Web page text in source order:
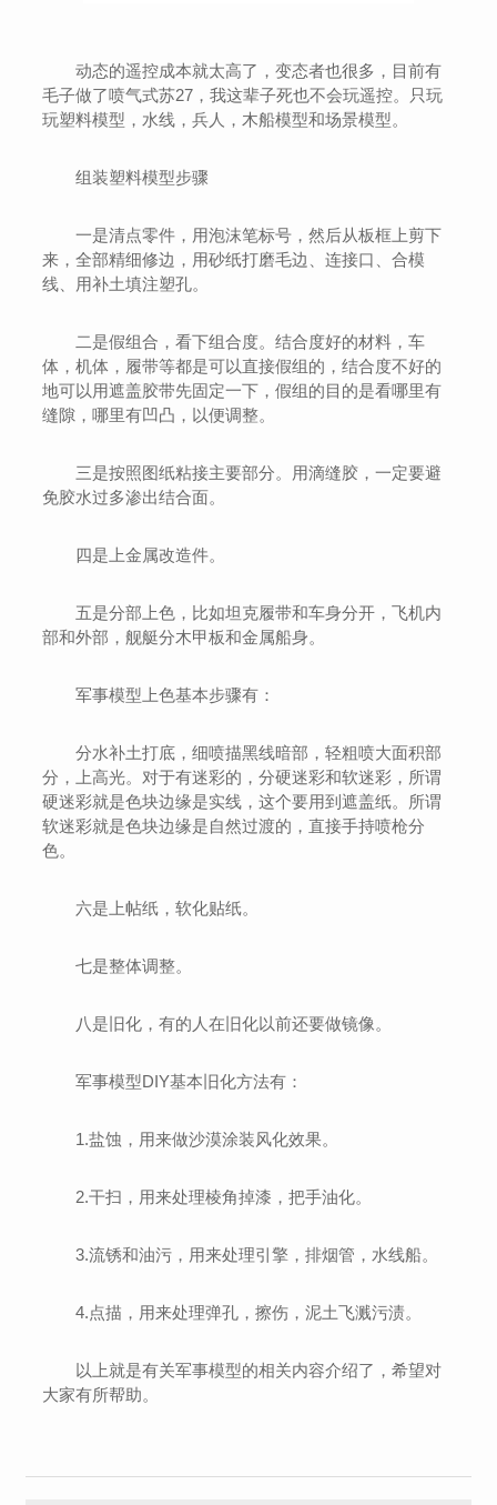
动态的遥控成本就太高了，变态者也很多，目前有
毛子做了喷气式苏27，我这辈子死也不会玩遥控。只玩
玩塑料模型，水线，兵人，木船模型和场景模型。
组装塑料模型步骤
一是清点零件，用泡沫笔标号，然后从板框上剪下
来，全部精细修边，用砂纸打磨毛边、连接口、合模
线、用补土填注塑孔。
二是假组合，看下组合度。结合度好的材料，车
体，机体，履带等都是可以直接假组的，结合度不好的
地可以用遮盖胶带先固定一下，假组的目的是看哪里有
缝隙，哪里有凹凸，以便调整。
三是按照图纸粘接主要部分。用滴缝胶，一定要避
免胶水过多渗出结合面。
四是上金属改造件。
五是分部上色，比如坦克履带和车身分开，飞机内
部和外部，舰艇分木甲板和金属船身。
军事模型上色基本步骤有：
分水补土打底，细喷描黑线暗部，轻粗喷大面积部
分，上高光。对于有迷彩的，分硬迷彩和软迷彩，所谓
硬迷彩就是色块边缘是实线，这个要用到遮盖纸。所谓
软迷彩就是色块边缘是自然过渡的，直接手持喷枪分
色。
六是上帖纸，软化贴纸。
七是整体调整。
八是旧化，有的人在旧化以前还要做镜像。
军事模型DIY基本旧化方法有：
1.盐蚀，用来做沙漠涂装风化效果。
2.干扫，用来处理棱角掉漆，把手油化。
3.流锈和油污，用来处理引擎，排烟管，水线船。
4.点描，用来处理弹孔，擦伤，泥土飞溅污渍。
以上就是有关军事模型的相关内容介绍了，希望对
大家有所帮助。